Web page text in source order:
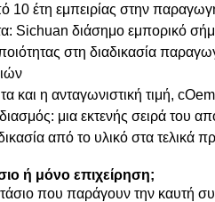
10 έτη εμπειρίας στην
Sichuan διάσημο εμπορικό
στη διαδικασία
και η ανταγωνιστική τιμή, cOem
μια εκτενής σειρά του
από το υλικό στα τελικά
ή μόνο επιχείρηση;
που παράγουν την καυτή